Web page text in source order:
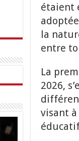
étaient
la
entre
La
2026,
visant